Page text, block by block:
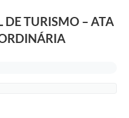
DE TURISMO – ATA